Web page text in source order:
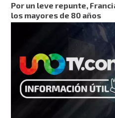
Por un leve repunte,
los mayores de 80 años